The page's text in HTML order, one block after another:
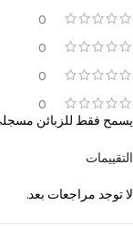
0
0
0
0
التقييمات
لا توجد مراجعات بعد.
يسمح فقط للزبائن مسجلي